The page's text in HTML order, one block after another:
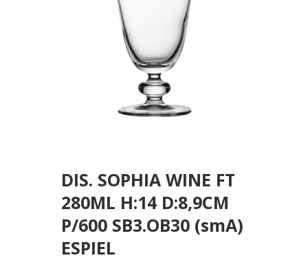
DIS. SOPHIA WINE FT
280ML H:14 D:8,9CM
P/600 SB3.OB30 (smA)
ESPIEL